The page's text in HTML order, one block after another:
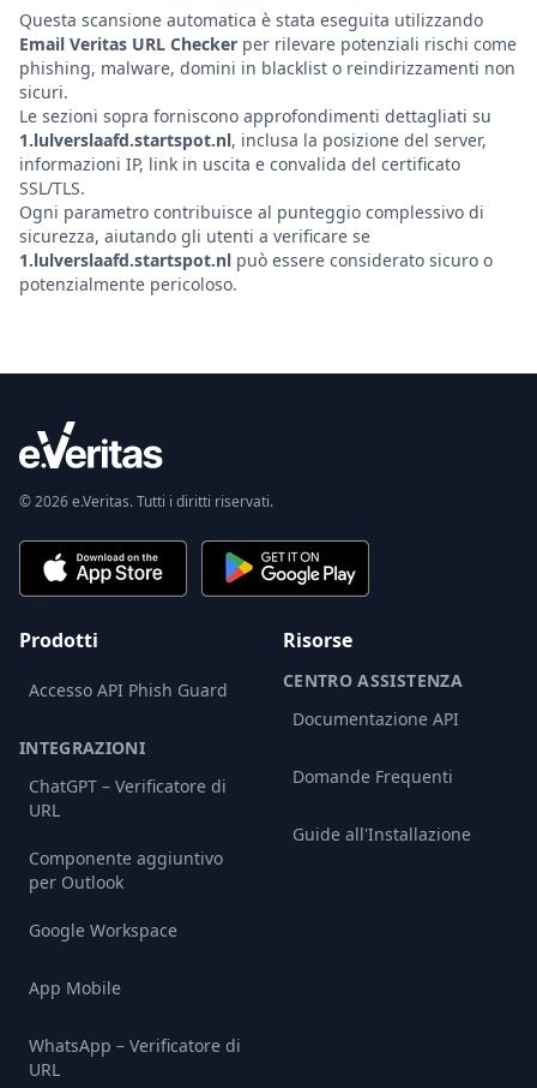
Questa scansione automatica è stata eseguita utilizzando
Email Veritas URL Checker per rilevare potenziali rischi come
phishing, malware, domini in blacklist o reindirizzamenti non
sicuri.
Le sezioni sopra forniscono approfondimenti dettagliati su
1.lulverslaafd.startspot.nl, inclusa la posizione del server,
informazioni IP, link in uscita e convalida del certificato
SSL/TLS.
Ogni parametro contribuisce al punteggio complessivo di
sicurezza, aiutando gli utenti a verificare se
1.lulverslaafd.startspot.nl può essere considerato sicuro o
potenzialmente pericoloso.
© 2026 e.Veritas. Tutti i diritti riservati.
Prodotti
Accesso API Phish Guard
INTEGRAZIONI
ChatGPT – Verificatore di
URL
Componente aggiuntivo
per Outlook
Google Workspace
App Mobile
WhatsApp – Verificatore di
URL
Risorse
CENTRO ASSISTENZA
Documentazione API
Domande Frequenti
Guide all'Installazione